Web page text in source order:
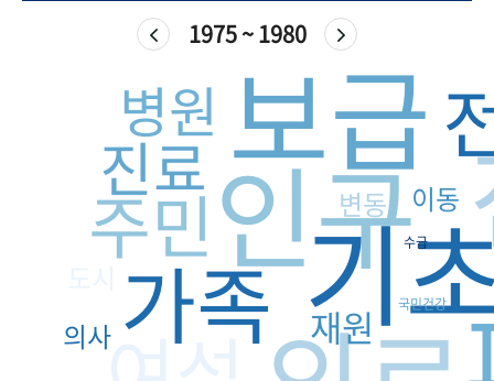
1975 ~ 1980
인구
기
보급
가족
주민
진료
병원
재원
변동 이동
의사
국민건강
수급